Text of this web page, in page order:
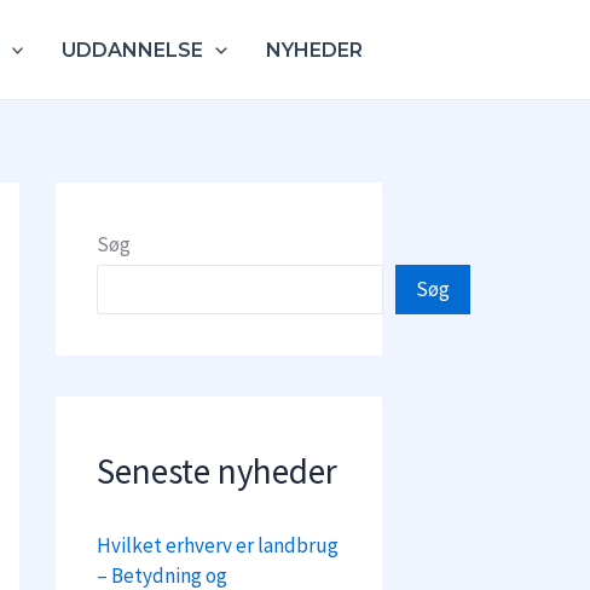
UDDANNELSE NYHEDER
Søg
Søg
Seneste nyheder
Hvilket erhverv er landbrug
– Betydning og